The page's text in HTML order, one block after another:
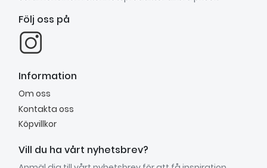
Följ oss på
Information
Om oss
Kontakta oss
Köpvillkor
Vill du ha vårt nyhetsbrev?